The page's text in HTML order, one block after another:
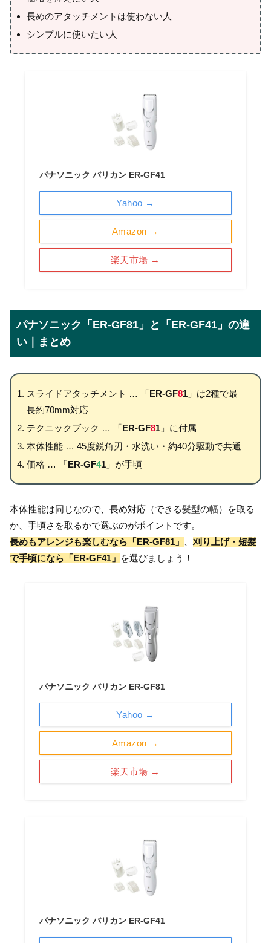
長めのアタッチメントは使わない人
シンプルに使いたい人
パナソニック バリカン ER-GF41
Amazon →
楽天市場 →
Yahoo →
パナソニック「 ER-GF81」と「 ER-GF41」の違
い｜まとめ
スライドアタッチメント … 「ER-GF81」は2種で最
長約70mm対応
テクニックブック … 「ER-GF81」に付属
本体性能 … 45度鋭角刃・水洗い・約40分駆動で共通
価格 … 「ER-GF41」が手頃
本体性能は同じなので、長め対応（できる髪型の幅）を取る
か、手頃さを取るかで選ぶのがポイントです。
長めもアレンジも楽しむなら「ER-GF81」
刈り上げ・短髪
で手頃になら「ER-GF41」 を選びましょう！
パナソニック バリカン ER-GF81
Amazon →
楽天市場 →
Yahoo →
パナソニック バリカン ER-GF41